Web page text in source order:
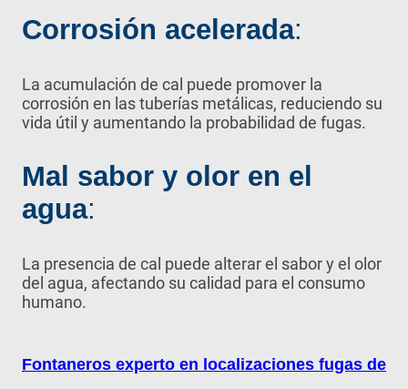
Corrosión acelerada:
La acumulación de cal puede promover la
corrosión en las tuberías metálicas, reduciendo su
vida útil y aumentando la probabilidad de fugas.
Mal sabor y olor en el
agua:
La presencia de cal puede alterar el sabor y el olor
del agua, afectando su calidad para el consumo
humano.
Fontaneros experto en localizaciones fugas de